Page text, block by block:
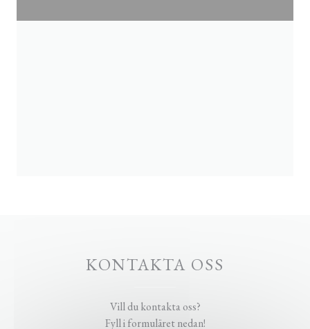
KONTAKTA OSS
Vill du kontakta oss?
Fyll i formuläret nedan!